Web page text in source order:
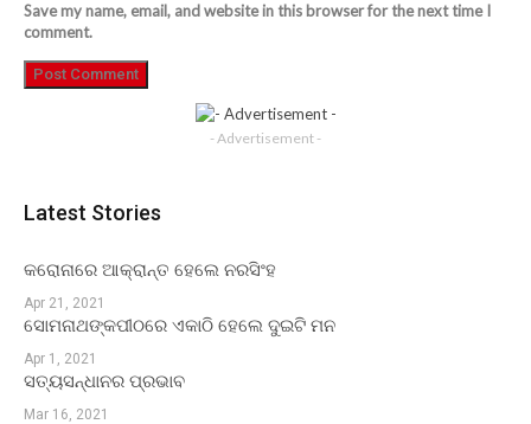
Save my name, email, and website in this browser for the next time I
comment.
- Advertisement -
Latest Stories
କରୋନାରେ ଆକ୍ରାନ୍ତ ହେଲେ ନରସିଂହ
Apr 21, 2021
ସୋମନାଥଙ୍କପୀଠରେ ଏକାଠି ହେଲେ ଦୁଇଟି ମନ
Apr 1, 2021
ସତ୍ୟସନ୍ଧାନର ପ୍ରଭାବ
Mar 16, 2021